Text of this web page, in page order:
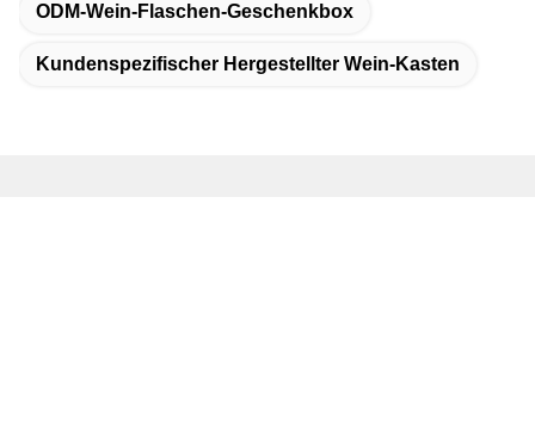
ODM-Wein-Flaschen-Geschenkbox
Kundenspezifischer Hergestellter Wein-Kasten